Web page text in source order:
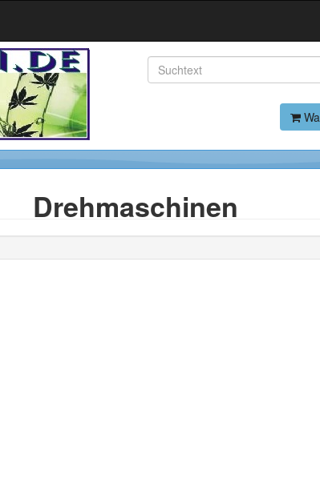
Drehmaschinen